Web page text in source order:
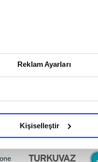
Reklam Ayarları
Kişiselleştir